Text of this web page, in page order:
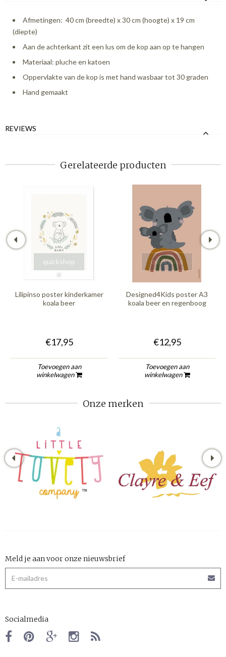
Afmetingen: 40 cm (breedte) x 30 cm (hoogte) x 19 cm
(diepte)
Aan de achterkant zit een lus om de kop aan op te hangen
Materiaal: pluche en katoen
Oppervlakte van de kop is met hand wasbaar tot 30 graden
Hand gemaakt
REVIEWS
Gerelateerde producten
quickshop
Lilipinso poster kinderkamer
koala beer
€17,95
Toevoegen aan
winkelwagen
quickshop
Designed4Kids poster A3
koala beer en regenboog
€12,95
Toevoegen aan
winkelwagen
Onze merken
Meld je aan voor onze nieuwsbrief
Socialmedia